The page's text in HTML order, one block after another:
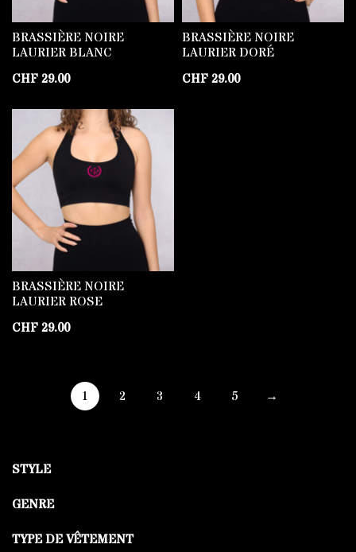
BRASSIÈRE NOIRE
LAURIER BLANC
CHF29.00
BRASSIÈRE NOIRE
LAURIER DORÉ
CHF29.00
BRASSIÈRE NOIRE
LAURIER ROSE
CHF29.00
1 2 3 4 5 →
STYLE
GENRE
TYPE DE VÊTEMENT